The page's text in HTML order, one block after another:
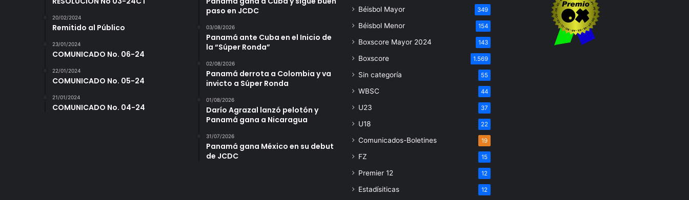
20/02/2024
Remitido al Público
23/01/2024
COMUNICADO No. 06-24
22/01/2024
COMUNICADO No. 05-24
21/01/2024
COMUNICADO No. 04-24
paso en JCDC
03/08/2026
Panamá ante Cuba en el Inicio de
la “Súper Ronda”
02/08/2026
Panamá derrota a Colombia y va
invicto a Súper Ronda
01/08/2026
Darío Agrazal lanzó pelotón y
Panamá gana a Nicaragua
31/07/2026
Panamá gana México en su debut
de JCDC
Béisbol Mayor 349
Béisbol Menor 154
Boxscore Mayor 2024 143
Boxscore 1.569
Sin categoría 55
WBSC 44
U23 37
U18 22
Comunicados-Boletines 19
FZ 15
Premier 12 12
Estadísiticas 12